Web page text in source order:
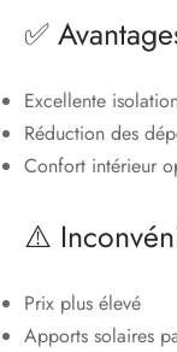
✅
Excellente
Réduction des
Confort intérieur
⚠️
Prix plus élevé
Apports solaires